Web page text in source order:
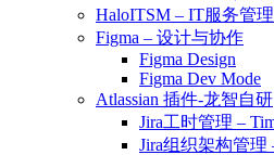
HaloITSM – IT服务管理
Figma – 设计与协作
Figma Design
Figma Dev Mode
Atlassian 插件-龙智自研
Jira工时管理 –
Jira组织架构管理